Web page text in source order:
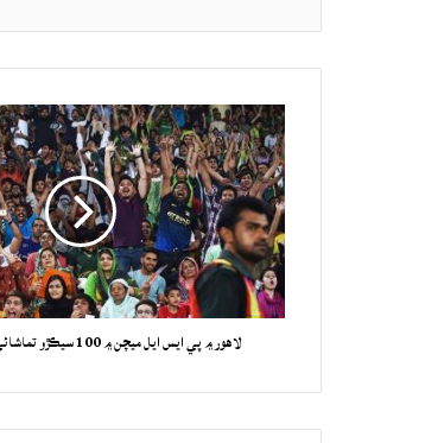
لاهور ۾ پي ايس ايل ميچن ۾ 100 سيڪڙو تماشائي آڻڻ جي اجازت